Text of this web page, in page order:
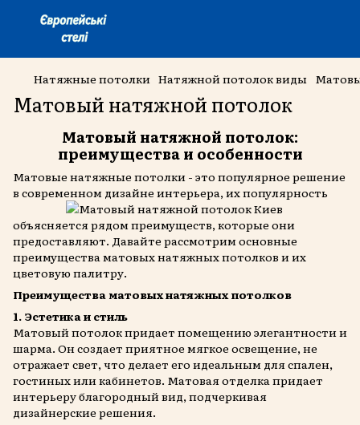
Натяжные потолки Натяжной потолок виды
Матовый натяжной потолок
Матовый натяжной потолок:
преимущества и особенности
Матовые натяжные потолки - это популярное решение
в современном дизайне интерьера, их популярность
объясняется рядом преимуществ, которые они
предоставляют. Давайте рассмотрим основные
преимущества матовых натяжных потолков и их
цветовую палитру.
Преимущества матовых натяжных потолков
1. Эстетика и стиль
Матовый потолок придает помещению элегантности и
шарма. Он создает приятное мягкое освещение, не
отражает свет, что делает его идеальным для спален,
гостиных или кабинетов. Матовая отделка придает
интерьеру благородный вид, подчеркивая
дизайнерские решения.